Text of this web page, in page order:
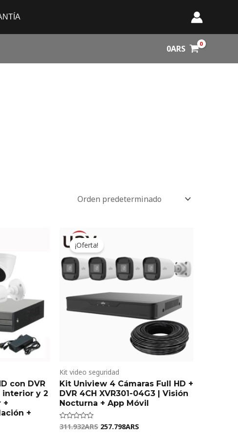
0ARS
con DVR
interior y 2
+
+
¡Oferta!
Kit video seguridad
Kit Uniview 4 Cámaras Full HD +
DVR 4CH XVR301-04G3 | Visión
Nocturna + App Móvil
Valorado
en
311.932ARS
was:
311.932ARS.
257.798ARS
257.798ARS.